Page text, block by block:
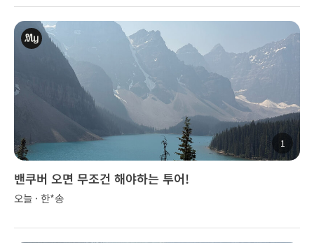
1
밴쿠버 오면 무조건 해야하는 투어!
오늘 · 한*송